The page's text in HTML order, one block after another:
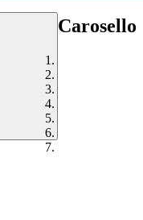
Carosello